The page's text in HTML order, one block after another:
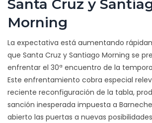
Santa Cruz y
Morning
La expectativa está aumentando
que Santa Cruz y Santiago Morning se
enfrentar el 30ª encuentro de la
Este enfrentamiento cobra especial
reciente reconfiguración de la tabla,
sanción inesperada impuesta a
abierto las puertas a nuevas